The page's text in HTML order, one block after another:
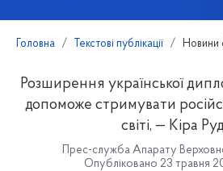
Головна Текстові публікації Новини
Розширення української
допоможе стримувати
світі, — Кіра
Прес-служба Апарату
Опубліковано 23 травня